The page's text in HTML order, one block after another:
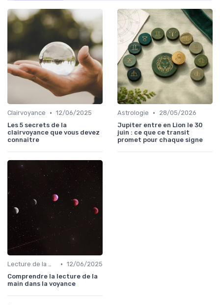
Clairvoyance • 12/06/2025
Les 5 secrets de la
clairvoyance que vous devez
connaître
Astrologie •
28/05/2026
Jupiter entre en Lion le 30
juin : ce que ce transit
promet pour chaque signe
Lecture de la main • 12/06/2025
Comprendre la lecture de la
main dans la voyance